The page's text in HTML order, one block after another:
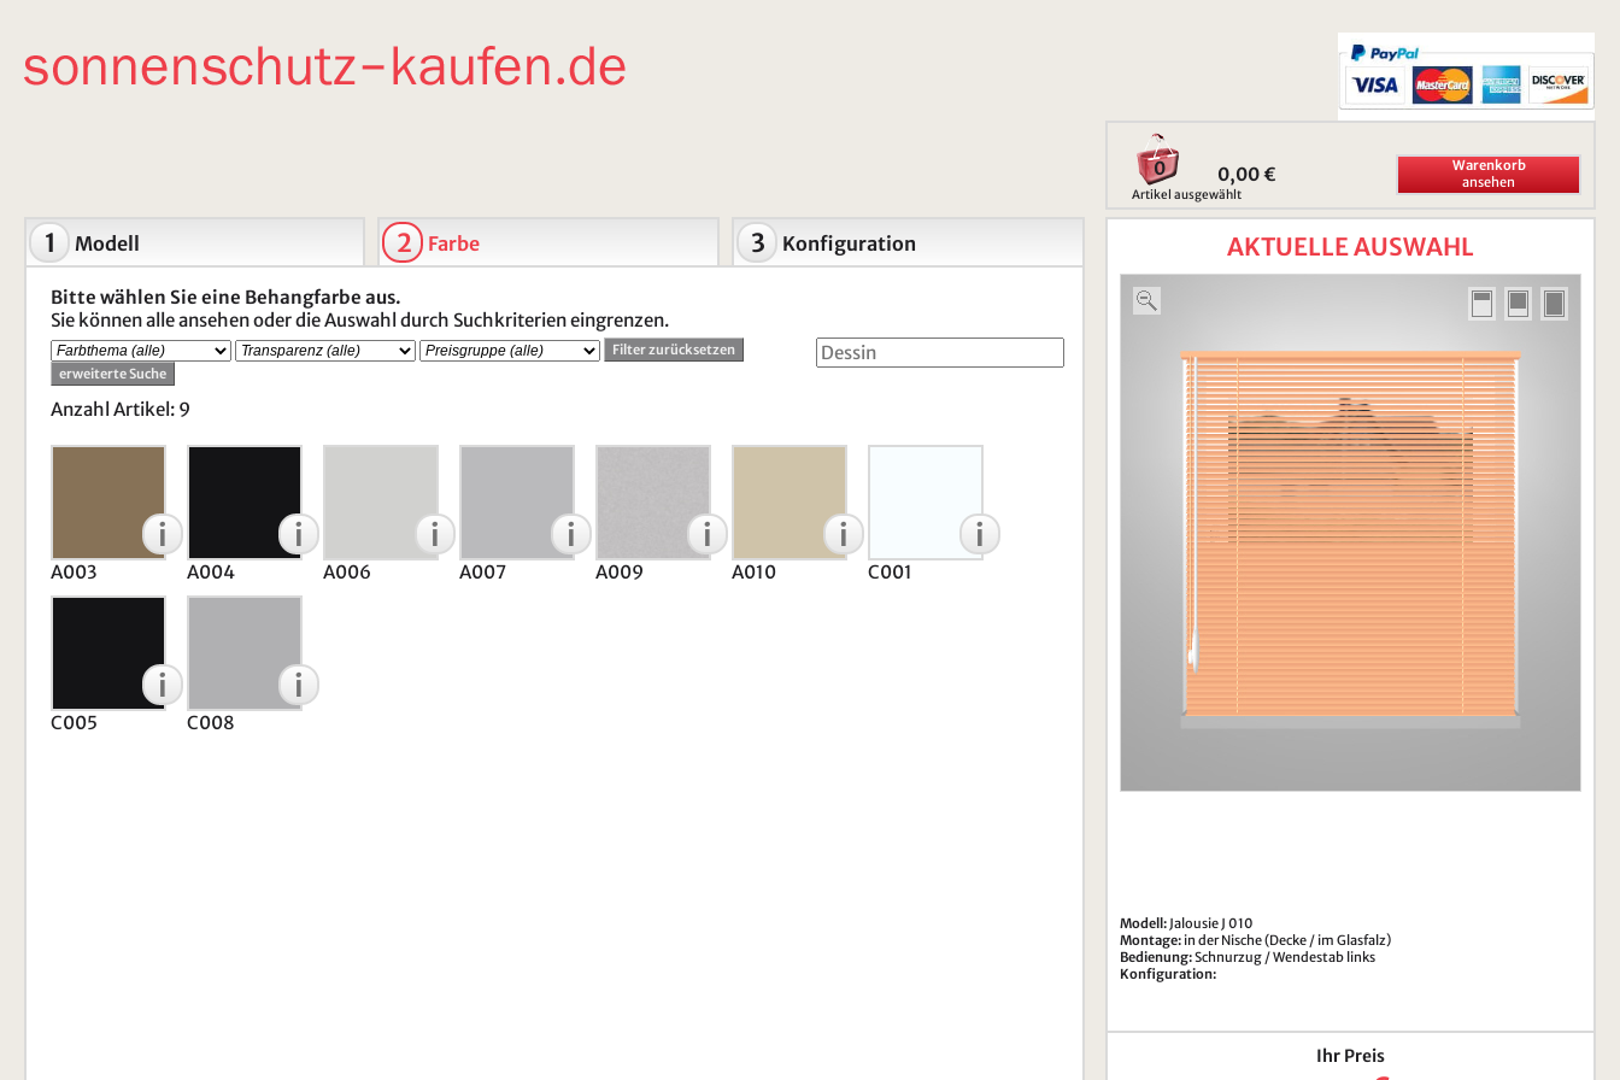
0 0,00 €
Artikel ausgewählt
Warenkorb
ansehen
1 Modell 2 Farbe 3 Konfiguration AKTUELLE AUSWAHL
Modell: Jalousie J 010
Montage: in der Nische (Decke / im Glasfalz)
Bedienung:Schnurzug / Wendestab links
Konfiguration:
Ihr Preis
Bitte wählen Sie eine Behangfarbe aus.
Sie können alle ansehen oder die Auswahl durch Suchkriterien eingrenzen.
Anzahl Artikel: 9
A003
i
A004
i
A006
i
A007
i
A009
i
A010
i
C001
i
C005
i
C008
i